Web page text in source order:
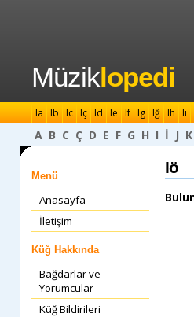
Müziklopedi
Ia Ib Ic Iç Id Ie If Ig Iğ Ih Iı
A B C Ç D E F G H I İ J K
Menü
Anasayfa
İletişim
Küğ Hakkında
Bağdarlar ve
Yorumcular
Küğ Bildirileri
Iö